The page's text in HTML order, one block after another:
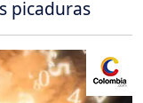
picaduras